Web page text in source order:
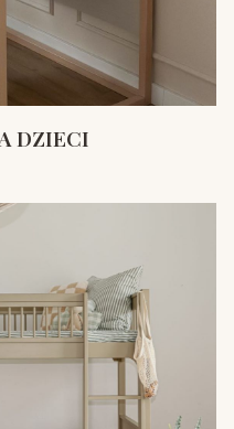
DZIECI